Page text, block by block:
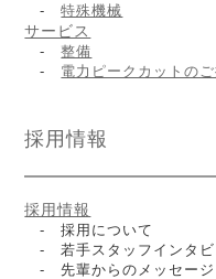
-特殊機械
サービス
-整備
- 電力ピークカットの
採用情報
採用情報
- 採用について
- 若手スタッフインタビ
- 先輩からのメッセージ